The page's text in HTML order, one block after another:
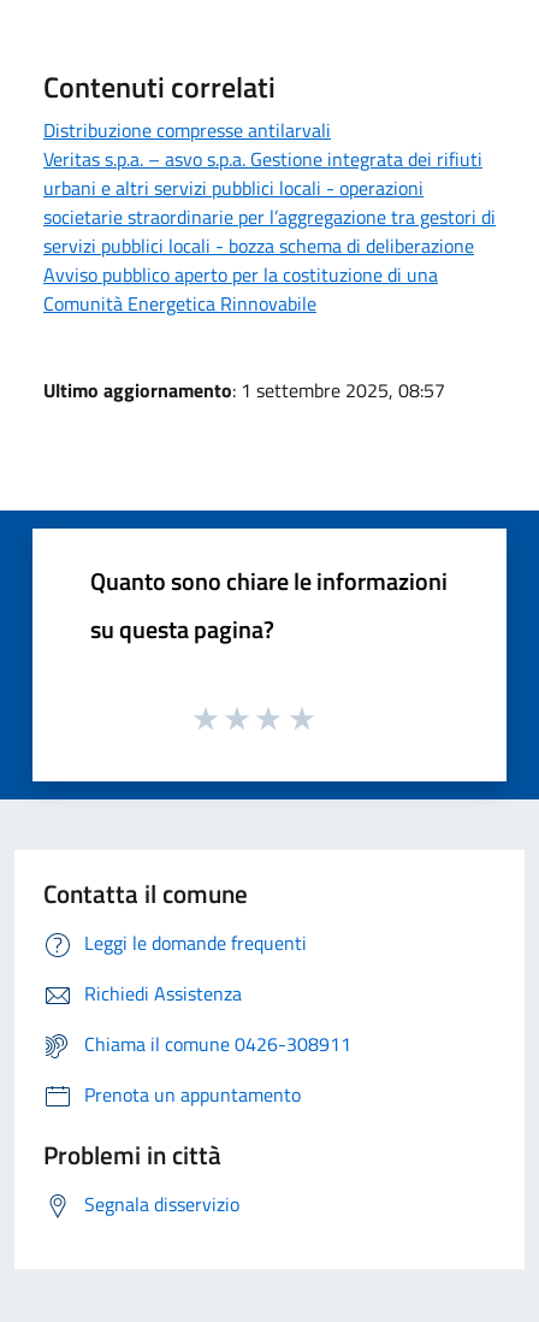
Contenuti correlati
Distribuzione compresse antilarvali
Veritas s.p.a. – asvo s.p.a. Gestione integrata dei rifiuti
urbani e altri servizi pubblici locali - operazioni
societarie straordinarie per l’aggregazione tra gestori di
servizi pubblici locali - bozza schema di deliberazione
Avviso pubblico aperto per la costituzione di una
Comunità Energetica Rinnovabile
Ultimo aggiornamento: 1 settembre 2025, 08:57
Quanto sono chiare le informazioni
su questa pagina?
Contatta il comune
Leggi le domande frequenti
Richiedi Assistenza
Chiama il comune 0426-308911
Prenota un appuntamento
Problemi in città
Segnala disservizio